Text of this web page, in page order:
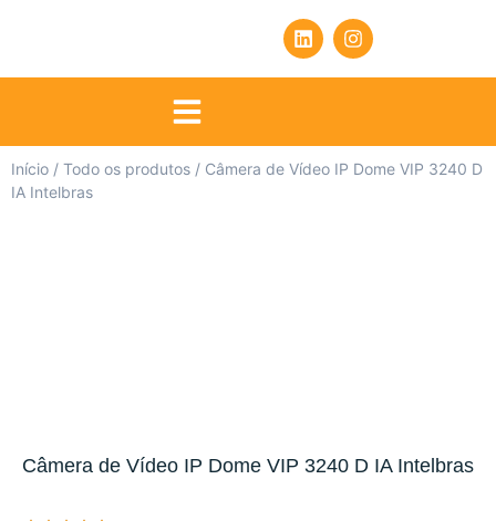
Início / Todo os produtos / Câmera de Vídeo IP Dome VIP 3240 D
IA Intelbras
Câmera de Vídeo IP Dome VIP 3240 D IA Intelbras